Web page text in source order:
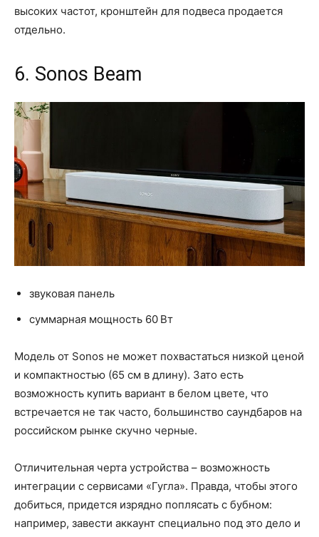
высоких частот, кронштейн для подвеса продается
отдельно.
6. Sonos Beam
звуковая панель
суммарная мощность 60 Вт
Модель от Sonos не может похвастаться низкой ценой
и компактностью (65 см в длину). Зато есть
возможность купить вариант в белом цвете, что
встречается не так часто, большинство саундбаров на
российском рынке скучно черные.
Отличительная черта устройства – возможность
интеграции с сервисами «Гугла». Правда, чтобы этого
добиться, придется изрядно поплясать с бубном:
например, завести аккаунт специально под это дело и